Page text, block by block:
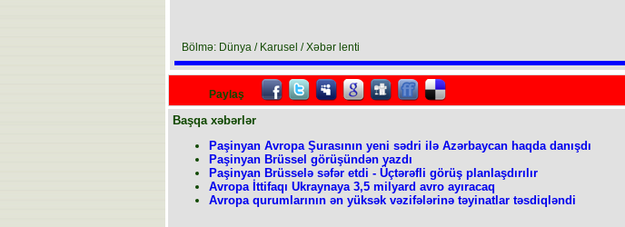
Bölmə: Dünya / Karusel / Xəbər lenti
Paylaş
Başqa xəbərlər
Paşinyan Avropa Şurasının yeni sədri ilə Azərbaycan haqda danışdı
Paşinyan Brüssel görüşündən yazdı
Paşinyan Brüsselə səfər etdi - Üçtərəfli görüş planlaşdırılır
Avropa İttifaqı Ukraynaya 3,5 milyard avro ayıracaq
Avropa qurumlarının ən yüksək vəzifələrinə təyinatlar təsdiqləndi